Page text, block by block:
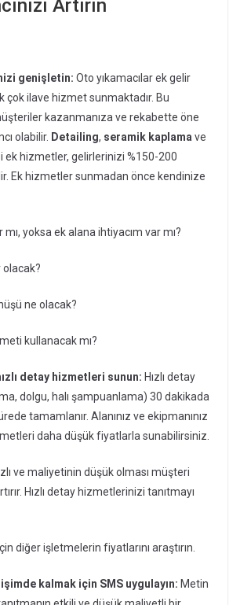
Artırın
genişletin: Oto yıkamacılar ek gelir
çok ilave hizmet sunmaktadır. Bu
kazanmanıza ve rekabette öne
olabilir. Detailing, seramik kaplama ve
ek hizmetler, gelirlerinizi %150-200
Ek hizmetler sunmadan önce kendinize
yoksa ek alana ihtiyacım var mı?
olacak?
ne olacak?
kullanacak mı?
detay hizmetleri sunun: Hızlı detay
dolgu, halı şampuanlama) 30 dakikada
tamamlanır. Alanınız ve ekipmanınız
daha düşük fiyatlarla sunabilirsiniz.
ve maliyetinin düşük olması müşteri
Hızlı detay hizmetlerinizi tanıtmayı
diğer işletmelerin fiyatlarını araştırın.
kalmak için SMS uygulayın: Metin